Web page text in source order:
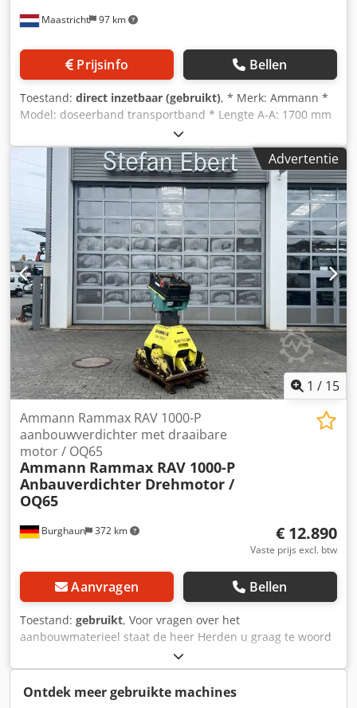
Maastricht 97 km
Prijsinfo Bellen
Toestand: direct inzetbaar (gebruikt), * Merk: Ammann *
Model: doseerband transportband * Lengte A-A: 1700 mm
* Bandbreedte: 650 mm * Aandrijving: 1,5 kW tandwielkast
* Op voorraad: 6 stuks. Cedpfx Aoywm I Nobusrf
Advertentie
1 / 15
Burghaun 372 km
Ammann Rammax RAV 1000-P
aanbouwverdichter met draaibare
motor / OQ65
Ammann Rammax RAV 1000-P
Anbauverdichter Drehmotor /
OQ65
€ 12.890
Vaste prijs excl. btw
Aanvragen Bellen
Toestand: gebruikt, Voor vragen over het
aanbouwmaterieel staat de heer Herden u graag te woord
(bereikbaar via telefoonnummer: …). Ammann Rammax
RAV 1000-P aanbouwverdichter / inclusief OilQuick OQ65 /
inclusief draaimotor / 18 – 40 ton / bouwjaar ca. 2007 –
helaas geen typeplaatje meer aanwezig / op voorraad &
Ontdek meer gebruikte machines